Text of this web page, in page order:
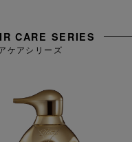
CARE SERIES
ケアシリーズ